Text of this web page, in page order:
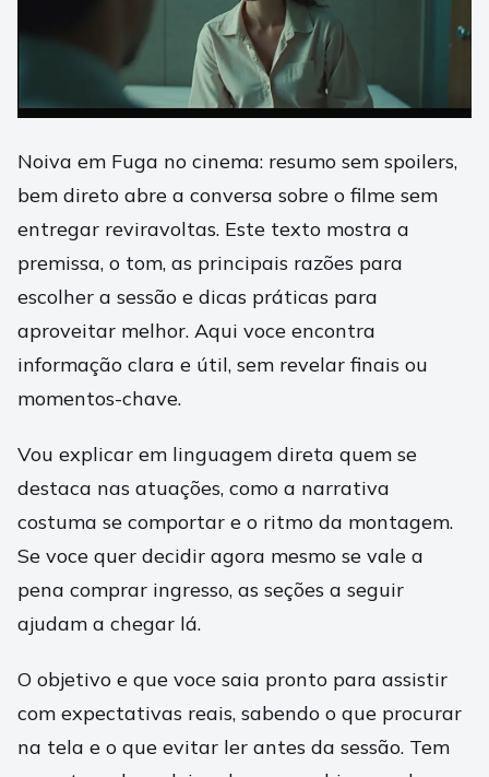
Noiva em Fuga no cinema: resumo sem spoilers,
bem direto abre a conversa sobre o filme sem
entregar reviravoltas. Este texto mostra a
premissa, o tom, as principais razões para
escolher a sessão e dicas práticas para
aproveitar melhor. Aqui voce encontra
informação clara e útil, sem revelar finais ou
momentos-chave.
Vou explicar em linguagem direta quem se
destaca nas atuações, como a narrativa
costuma se comportar e o ritmo da montagem.
Se voce quer decidir agora mesmo se vale a
pena comprar ingresso, as seções a seguir
ajudam a chegar lá.
O objetivo e que voce saia pronto para assistir
com expectativas reais, sabendo o que procurar
na tela e o que evitar ler antes da sessão. Tem